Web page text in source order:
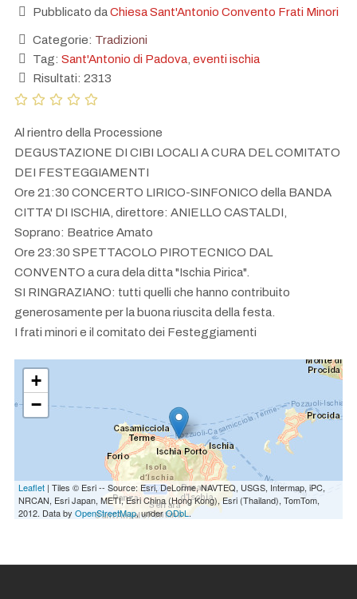
Pubblicato daChiesa Sant'Antonio Convento Frati Minori
Categorie: Tradizioni
Tag: Sant'Antonio di Padova eventi ischia
Risultati: 2313
Al rientro della Processione
DEGUSTAZIONE DI CIBI LOCALI A CURA DEL COMITATO
DEI FESTEGGIAMENTI
Ore 21:30 CONCERTO LIRICO-SINFONICO della BANDA
CITTA' DI ISCHIA, direttore: ANIELLO CASTALDI,
Soprano: Beatrice Amato
Ore 23:30 SPETTACOLO PIROTECNICO DAL
CONVENTO a cura dela ditta "Ischia Pirica".
SI RINGRAZIANO: tutti quelli che hanno contribuito
generosamente per la buona riuscita della festa.
I frati minori e il comitato dei Festeggiamenti
+
−
Leaflet | Tiles © Esri -- Source: Esri, DeLorme, NAVTEQ, USGS, Intermap, iPC,
NRCAN, Esri Japan, METI, Esri China (Hong Kong), Esri (Thailand), TomTom,
2012. Data by OpenStreetMap, underODbL.